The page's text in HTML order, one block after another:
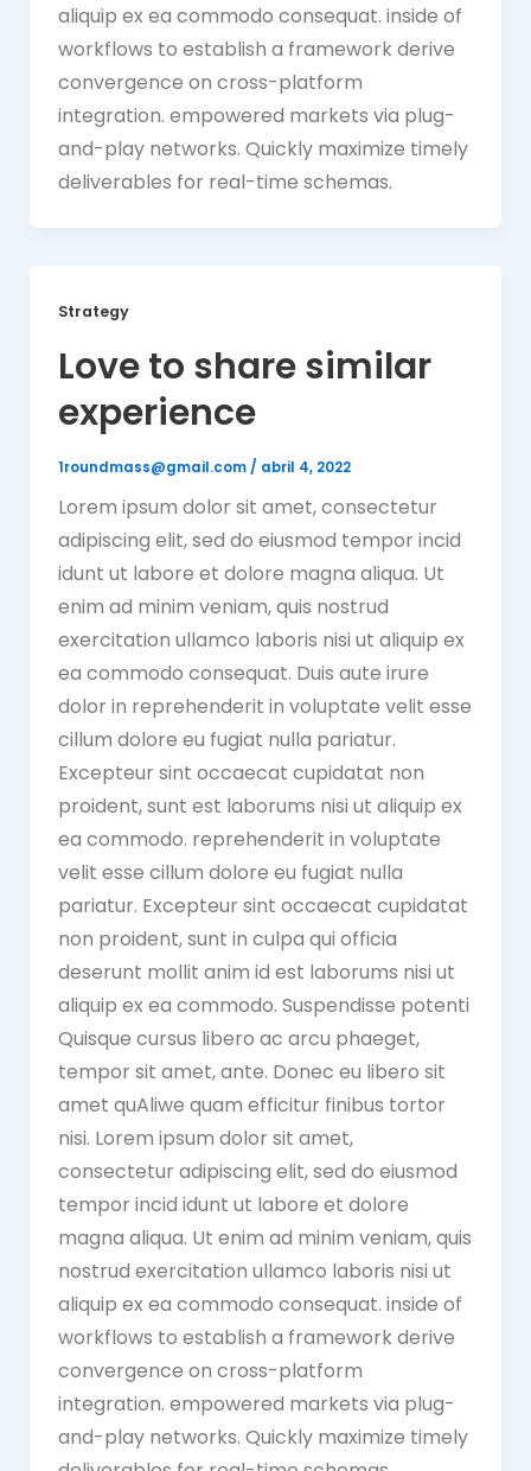
aliquip ex ea commodo consequat. inside of
workflows to establish a framework derive
convergence on cross-platform
integration. empowered markets via plug-
and-play networks. Quickly maximize timely
deliverables for real-time schemas.
Strategy
Love to share similar
experience
1roundmass@gmail.com / abril 4, 2022
Lorem ipsum dolor sit amet, consectetur
adipiscing elit, sed do eiusmod tempor incid
idunt ut labore et dolore magna aliqua. Ut
enim ad minim veniam, quis nostrud
exercitation ullamco laboris nisi ut aliquip ex
ea commodo consequat. Duis aute irure
dolor in reprehenderit in voluptate velit esse
cillum dolore eu fugiat nulla pariatur.
Excepteur sint occaecat cupidatat non
proident, sunt est laborums nisi ut aliquip ex
ea commodo. reprehenderit in voluptate
velit esse cillum dolore eu fugiat nulla
pariatur. Excepteur sint occaecat cupidatat
non proident, sunt in culpa qui officia
deserunt mollit anim id est laborums nisi ut
aliquip ex ea commodo. Suspendisse potenti
Quisque cursus libero ac arcu phaeget,
tempor sit amet, ante. Donec eu libero sit
amet quAliwe quam efficitur finibus tortor
nisi. Lorem ipsum dolor sit amet,
consectetur adipiscing elit, sed do eiusmod
tempor incid idunt ut labore et dolore
magna aliqua. Ut enim ad minim veniam, quis
nostrud exercitation ullamco laboris nisi ut
aliquip ex ea commodo consequat. inside of
workflows to establish a framework derive
convergence on cross-platform
integration. empowered markets via plug-
and-play networks. Quickly maximize timely